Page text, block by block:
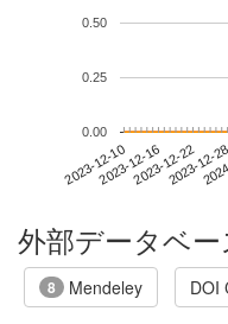
2023-12-102023-12-162023-12-22
2023-12-
0.00
0.25
0.50
外部データベ
8 Mendeley DOI